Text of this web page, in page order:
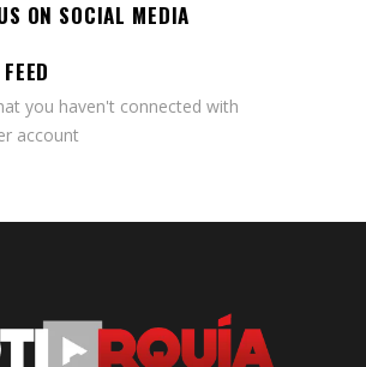
ON SOCIAL MEDIA
you haven't connected with
account